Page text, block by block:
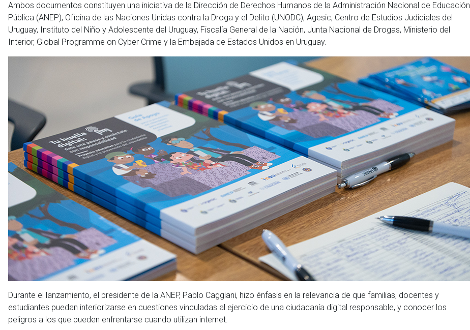
Ambos documentos constituyen una iniciativa de la Dirección de Derechos Humanos de la Administración Nacional de Educación
Pública (ANEP), Oficina de las Naciones Unidas contra la Droga y el Delito (UNODC), Agesic, Centro de Estudios Judiciales del
Uruguay, Instituto del Niño y Adolescente del Uruguay, Fiscalía General de la Nación, Junta Nacional de Drogas, Ministerio del
Interior, Global Programme on Cyber Crime y la Embajada de Estados Unidos en Uruguay.
Durante el lanzamiento, el presidente de la ANEP, Pablo Caggiani, hizo énfasis en la relevancia de que familias, docentes y
estudiantes puedan interiorizarse en cuestiones vinculadas al ejercicio de una ciudadanía digital responsable, y conocer los
peligros a los que pueden enfrentarse cuando utilizan internet.